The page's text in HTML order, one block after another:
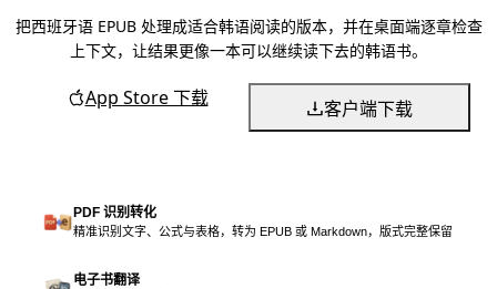
把西班牙语 EPUB 处理成适合韩语阅读的版本，并在桌面端逐章检查
上下文，让结果更像一本可以继续读下去的韩语书。
App Store 下载 客户端下载
PDF 识别转化
精准识别文字、公式与表格，转为 EPUB 或 Markdown，版式完整保留
电子书翻译